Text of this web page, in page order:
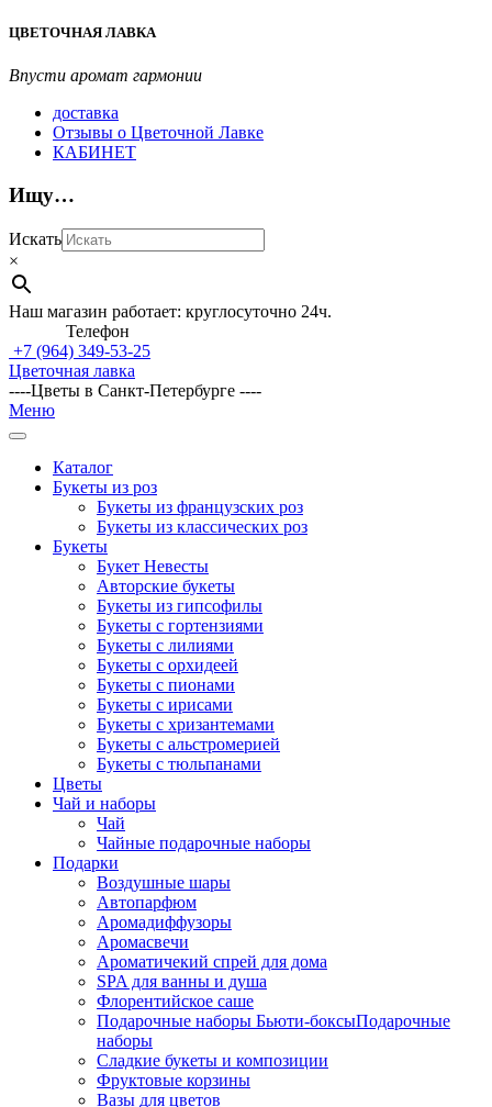
Перейти
содержимому
ЦВЕТОЧНАЯ ЛАВКА
Впусти аромат гармонии
доставка
Отзывы о Цветочной Лавке
КАБИНЕТ
Ищу…
Искать
×
Наш магазин работает: круглосуточно 24ч.
Телефон
+7 (964) 349-53-25
Цветочная лавка
----Цветы в Санкт-Петербурге ----
Главное
навигационное
Меню
Каталог
Букеты из роз
Букеты из французских роз
Букеты из классических роз
Букеты
Букет Невесты
Авторские букеты
Букеты из гипсофилы
Букеты с гортензиями
Букеты с лилиями
Букеты с орхидеей
Букеты с пионами
Букеты с ирисами
Букеты с хризантемами
Букеты с альстромерией
Букеты с тюльпанами
Цветы
Чай и наборы
Чай
Чайные подарочные наборы
Подарки
Воздушные шары
Автопарфюм
Аромадиффузоры
Аромасвечи
Ароматичекий спрей для дома
SPA для ванны и душа
Флорентийское саше
Подарочные наборы Бьюти-боксыПодарочные
наборы
Сладкие букеты и композиции
Фруктовые корзины
Вазы для цветов